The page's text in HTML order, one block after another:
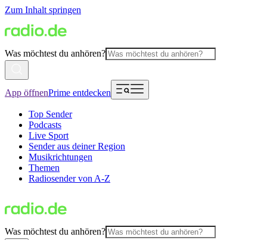
Zum Inhalt springen
Was möchtest du anhören?
App öffnenPrime entdecken
Top Sender
Podcasts
Live Sport
Sender aus deiner Region
Musikrichtungen
Themen
Radiosender von A-Z
Was möchtest du anhören?